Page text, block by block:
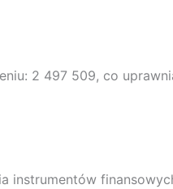
2 497 509, co
instrumentów